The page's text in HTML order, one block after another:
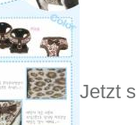
Jetzt